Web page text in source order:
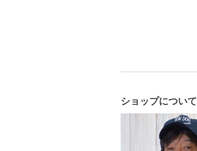
ショップについて